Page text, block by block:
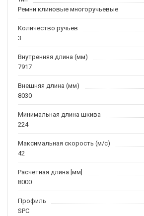
Ремни клиновые многоручьевые
Количество ручьев
3
Внутренняя длина (мм)
7917
Внешняя длина (мм)
8030
Минимальная длина шкива
224
Максимальная скорость (м/c)
42
Расчетная длина [мм]
8000
Профиль
SPC